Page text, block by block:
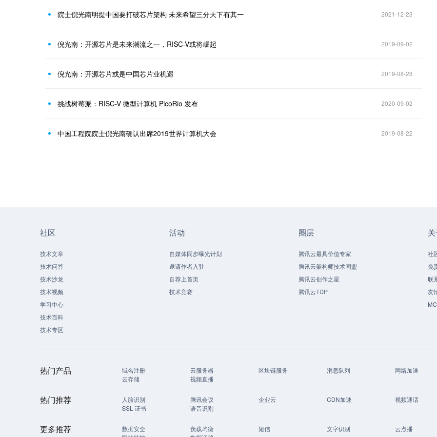
院士倪光南明提中国要打破芯片架构 未来希望三分天下有其一 2021-12-23
倪光南：开源芯片是未来潮流之一，RISC-V或将崛起 2019-09-02
倪光南：开源芯片或是中国芯片业机遇 2019-08-28
挑战树莓派：RISC-V 微型计算机 PicoRio 发布 2020-09-02
中国工程院院士倪光南确认出席2019世界计算机大会 2019-08-22
社区
技术文章
技术问答
技术沙龙
技术视频
学习中心
技术百科
技术专区
活动
自媒体同步曝光计划
邀请作者入驻
自荐上首页
技术竞赛
圈层
腾讯云最具价值专家
腾讯云架构师技术同盟
腾讯云创作之星
腾讯云TDP
社
免
联
友
热门产品 域名注册 云服务器 区块链服务 消息队列
网络加速
云存储
视频直播
热门推荐 人脸识别 腾讯会议 企业云 CDN加速
视频通话
SSL 证书
语音识别
更多推荐 数据安全 负载均衡 短信 文字识别
云点播